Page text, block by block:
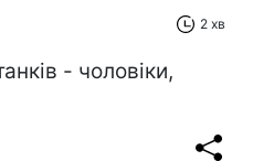
2 хв
- чоловіки,